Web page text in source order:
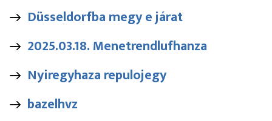
Düsseldorfba megy e járat
2025.03.18. Menetrendlufhanza
Nyiregyhaza repulojegy
bazelhvz